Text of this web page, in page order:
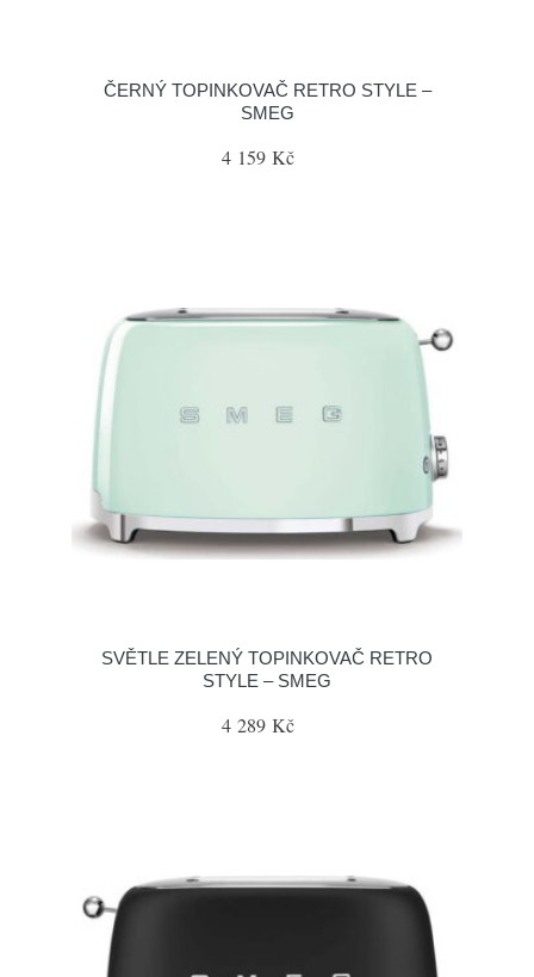
ČERNÝ TOPINKOVAČ RETRO STYLE –
SMEG
4 159 Kč
SVĚTLE ZELENÝ TOPINKOVAČ RETRO
STYLE – SMEG
4 289 Kč